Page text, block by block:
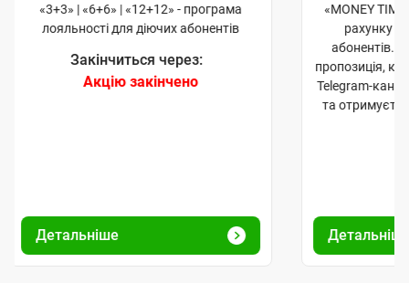
«3+3» | «6+6» | «12+12» - програма
лояльності для діючих абонентів
Закінчиться через:
Акцію закінчено
Детальніше
«MONEY
рахунку
абонентів.
пропозиція,
Telegram-
та